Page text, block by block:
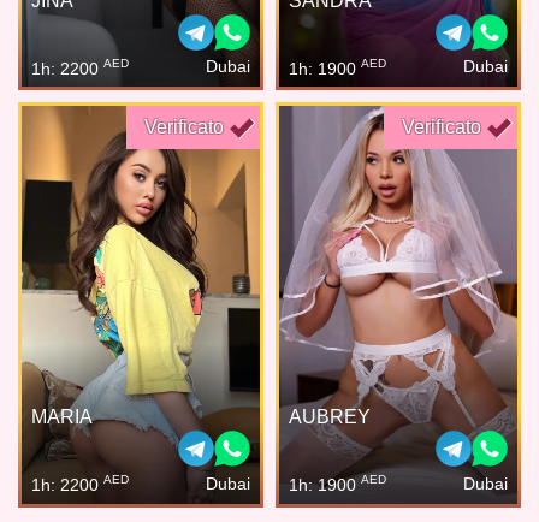
1h: 2200 AED Dubai 1h: 1900 AED Dubai
Verificato
MARIA
1h: 2200 AED Dubai
Verificato
AUBREY
1h: 1900 AED Dubai